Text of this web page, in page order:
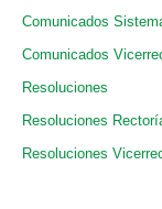
Comunicados
Comunicados
Resoluciones
Resoluciones
Resoluciones